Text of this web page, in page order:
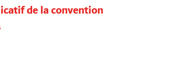
de la convention